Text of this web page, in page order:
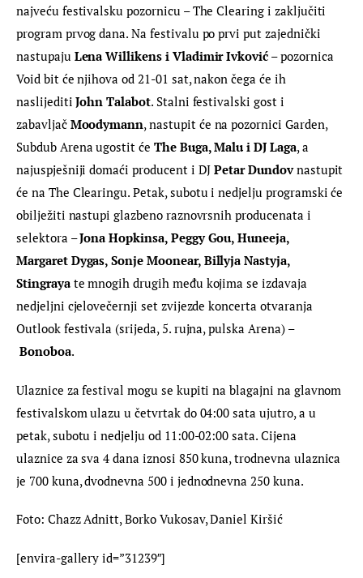
najveću festivalsku pozornicu – The Clearing i zaključiti
program prvog dana. Na festivalu po prvi put zajednički
nastupaju Lena Willikens i Vladimir Ivković – pozornica
Void bit će njihova od 21-01 sat, nakon čega će ih
naslijediti John Talabot. Stalni festivalski gost i
zabavljač Moodymann, nastupit će na pozornici Garden,
Subdub Arena ugostit će The Buga, Malu i DJ Laga, a
najuspješniji domaći producent i DJ Petar Dundov nastupit
će na The Clearingu. Petak, subotu i nedjelju programski će
obilježiti nastupi glazbeno raznovrsnih producenata i
selektora – Jona Hopkinsa, Peggy Gou, Huneeja,
Margaret Dygas, Sonje Moonear, Billyja Nastyja,
Stingraya te mnogih drugih među kojima se izdavaja
nedjeljni cjelovečernji set zvijezde koncerta otvaranja
Outlook festivala (srijeda, 5. rujna, pulska Arena) –
Bonoboa.
Ulaznice za festival mogu se kupiti na blagajni na glavnom
festivalskom ulazu u četvrtak do 04:00 sata ujutro, a u
petak, subotu i nedjelju od 11:00-02:00 sata. Cijena
ulaznice za sva 4 dana iznosi 850 kuna, trodnevna ulaznica
je 700 kuna, dvodnevna 500 i jednodnevna 250 kuna.
Foto: Chazz Adnitt, Borko Vukosav, Daniel Kiršić
[envira-gallery id=”31239″]